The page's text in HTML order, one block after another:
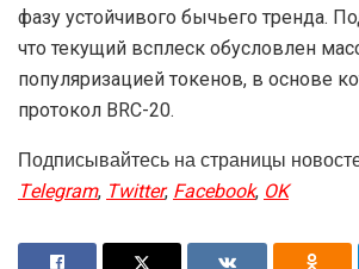
фазу устойчивого бычьего тренда.
что текущий всплеск обусловлен
популяризацией токенов, в основе
протокол BRC-20.
Подписывайтесь на страницы
Telegram,Twitter,Facebook,OK